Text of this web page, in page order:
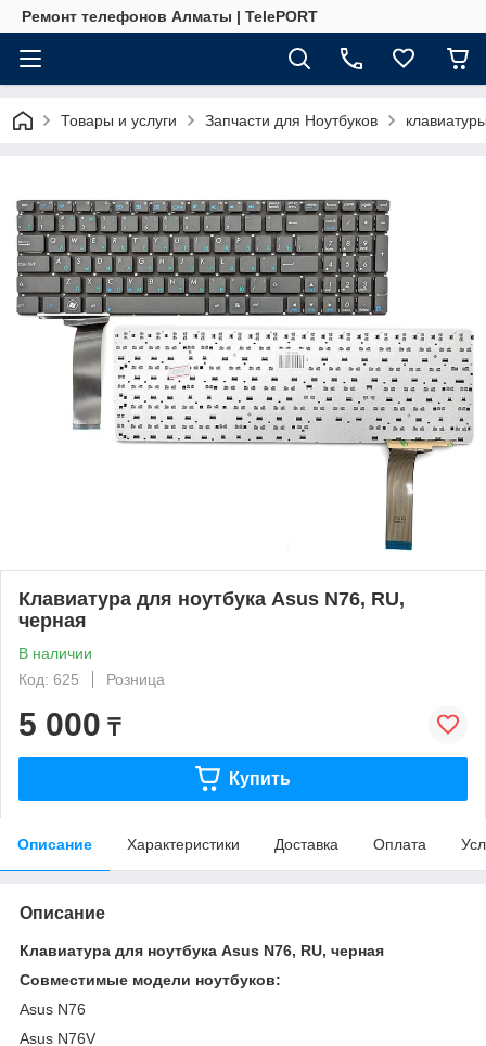
Ремонт телефонов Алматы | TelePORT
Товары и услуги Запчасти для Ноутбуков
Клавиатура для ноутбука Asus N76, RU,
черная
В наличии
Код: 625
Розница
5 000 ₸
Купить
Описание Характеристики Доставка Оплата
Описание
Клавиатура для ноутбука Asus N76, RU, черная
Совместимые модели ноутбуков:
Asus N76
Asus N76V